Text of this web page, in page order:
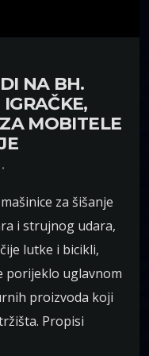
NA BH.
MOBITELE
za šišanje
i strujnog udara,
lutke i bicikli,
porijeklo uglavnom
proizvoda koji
Propisi